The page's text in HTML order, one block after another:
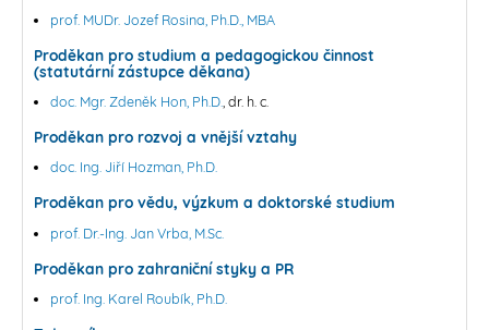
prof. MUDr. Jozef Rosina, Ph.D., MBA
Proděkan pro studium a pedagogickou činnost
(statutární zástupce děkana)
doc. Mgr. Zdeněk Hon, Ph.D. , dr. h. c.
Proděkan pro rozvoj a vnější vztahy
doc. Ing. Jiří Hozman, Ph.D.
Proděkan pro vědu, výzkum a doktorské studium
prof. Dr.-Ing. Jan Vrba, M.Sc.
Proděkan pro zahraniční styky a PR
prof. Ing. Karel Roubík, Ph.D.